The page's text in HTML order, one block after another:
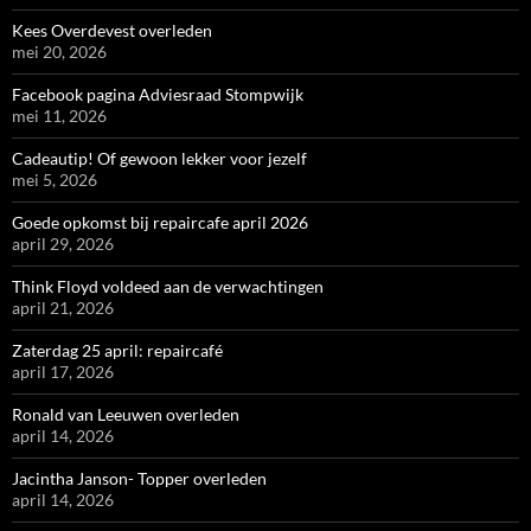
Kees Overdevest overleden
mei 20, 2026
Facebook pagina Adviesraad Stompwijk
mei 11, 2026
Cadeautip! Of gewoon lekker voor jezelf
mei 5, 2026
Goede opkomst bij repaircafe april 2026
april 29, 2026
Think Floyd voldeed aan de verwachtingen
april 21, 2026
Zaterdag 25 april: repaircafé
april 17, 2026
Ronald van Leeuwen overleden
april 14, 2026
Jacintha Janson- Topper overleden
april 14, 2026